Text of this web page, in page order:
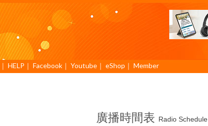
｜ HELP ｜ Facebook ｜ Youtube ｜ eShop ｜ Member
廣播時間表 Radio Schedule